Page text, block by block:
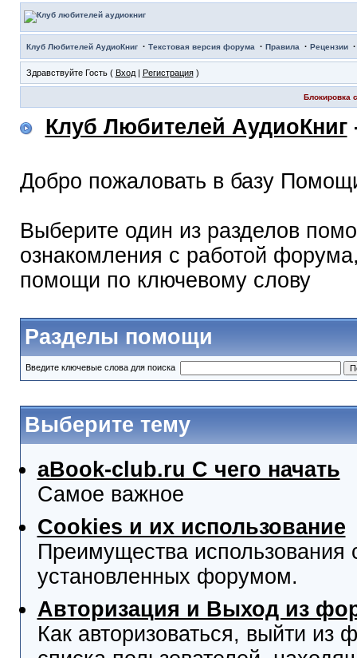
Клуб Любителей АудиоКниг· Текстовая версия форума · Правила · Рецензии
Здравствуйте Гость ( Вход| Регистрация)
Блокировка
Клуб Любителей АудиоКниг
Добро пожаловать в базу
Выберите один из разделов
ознакомления с работой
помощи по ключевому слову
Разделы помощи
Введите ключевые слова для поиска
Выберите тему
aBook-club.ru C чего начать
Самое важное
Cookies и их использование
Преимущества
установленных форумом.
Авторизация и Выход из
Как авторизоваться, выйти из